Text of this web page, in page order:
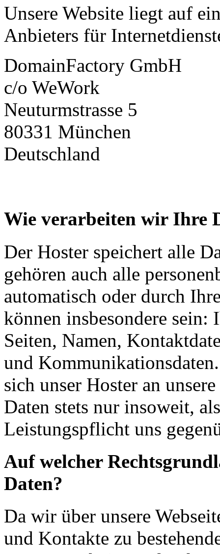
Unsere Website liegt auf
Anbieters für
DomainFactory GmbH
c/o WeWork
Neuturmstrasse 5
80331 München
Deutschland
Wie verarbeiten wir Ihre
Der Hoster speichert alle
gehören auch alle
automatisch oder durch
können insbesondere sein:
Seiten, Namen,
und
sich unser Hoster an
Daten stets nur insoweit,
Leistungspflicht uns
Auf welcher
Daten?
Da wir über unsere
und Kontakte zu